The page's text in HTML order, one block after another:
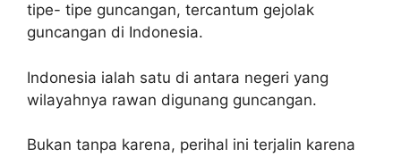
tipe- tipe guncangan, tercantum gejolak
guncangan di Indonesia.
Indonesia ialah satu di antara negeri yang
wilayahnya rawan digunang guncangan.
Bukan tanpa karena, perihal ini terjalin karena